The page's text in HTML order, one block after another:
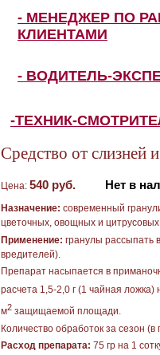
- МЕНЕДЖЕР ПО
КЛИЕНТАМИ
- ВОДИТЕЛЬ-
-ТЕХНИК-
Средство от слизней
Цена: 540 руб. Нет в
Назначение: современный
цветочных, овощных и цитрусовых
Применение: гранулы рассыпать
вредителей).
Препарат насыпается в
расчета 1,5-2,0 г (1 чайная
м2 защищаемой площади.
Количество обработок за сезон (в
Расход препарата: 75 гр на 1